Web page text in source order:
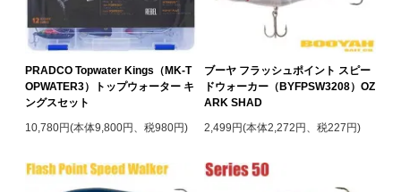
PRADCO Topwater Kings（MK-T
OPWATER3）トップウォーター キ
ングスセット
10,780円(本体9,800円、税980円)
ブーヤ フラッシュポイント スピー
ドウォーカー（BYFPSW3208）OZ
ARK SHAD
2,499円(本体2,272円、税227円)